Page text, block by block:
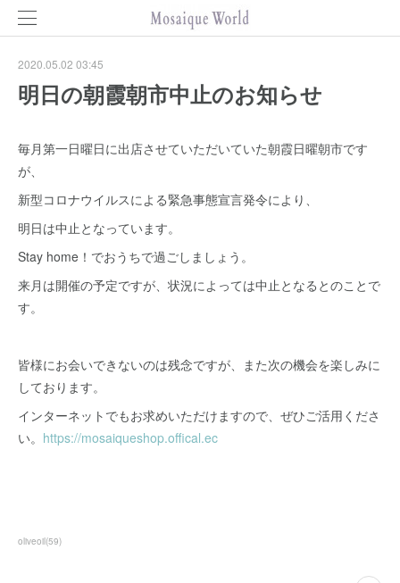
2020.05.02 03:45
明日の朝霞朝市中止のお知らせ
毎月第一日曜日に出店させていただいていた朝霞日曜朝市です
が、
新型コロナウイルスによる緊急事態宣言発令により、
明日は中止となっています。
Stay home！でおうちで過ごしましょう。
来月は開催の予定ですが、状況によっては中止となるとのことで
す。
皆様にお会いできないのは残念ですが、また次の機会を楽しみに
しております。
インターネットでもお求めいただけますので、ぜひご活用くださ
い。 https://mosaiqueshop.offical.ec
oliveoil(59)